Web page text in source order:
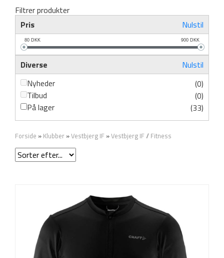
Filtrer produkter
Pris
Nulstil
80 DKK 900 DKK
Diverse
Nulstil
Nyheder
(0)
Tilbud
(0)
På lager
(33)
Forside » Klubber »Vestbjerg IF »Vestbjerg IF // Fitness